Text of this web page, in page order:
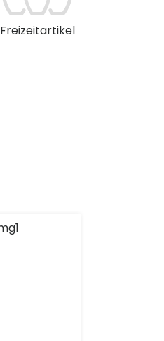
Freizeitartikel